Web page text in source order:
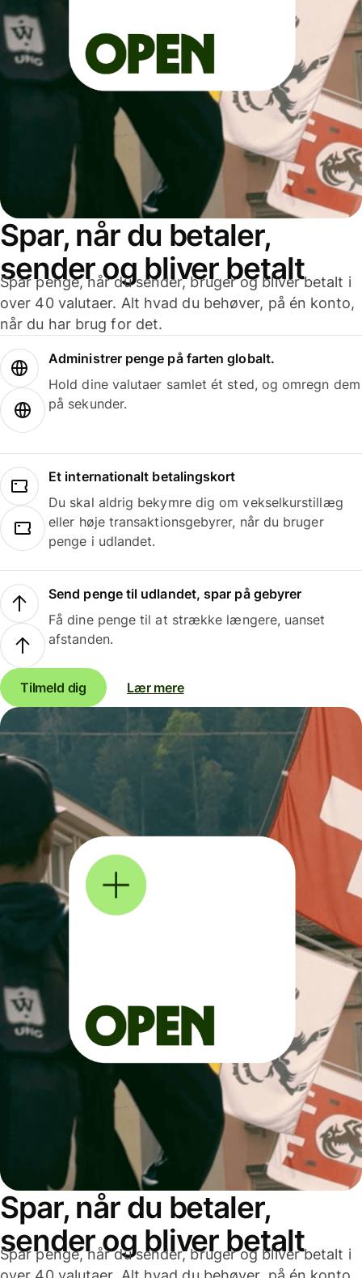
Spar, når du betaler,
sender og bliver betalt
Spar penge, når du sender, bruger og bliver betalt i
over 40 valutaer. Alt hvad du behøver, på én konto,
når du har brug for det.
Administrer penge på farten globalt.
Hold dine valutaer samlet ét sted, og omregn dem
på sekunder.
Et internationalt betalingskort
Du skal aldrig bekymre dig om vekselkurstillæg
eller høje transaktionsgebyrer, når du bruger
penge i udlandet.
Send penge til udlandet, spar på gebyrer
Få dine penge til at strække længere, uanset
afstanden.
Tilmeld dig Lær mere
Spar, når du betaler,
sender og bliver betalt
Spar penge, når du sender, bruger og bliver betalt i